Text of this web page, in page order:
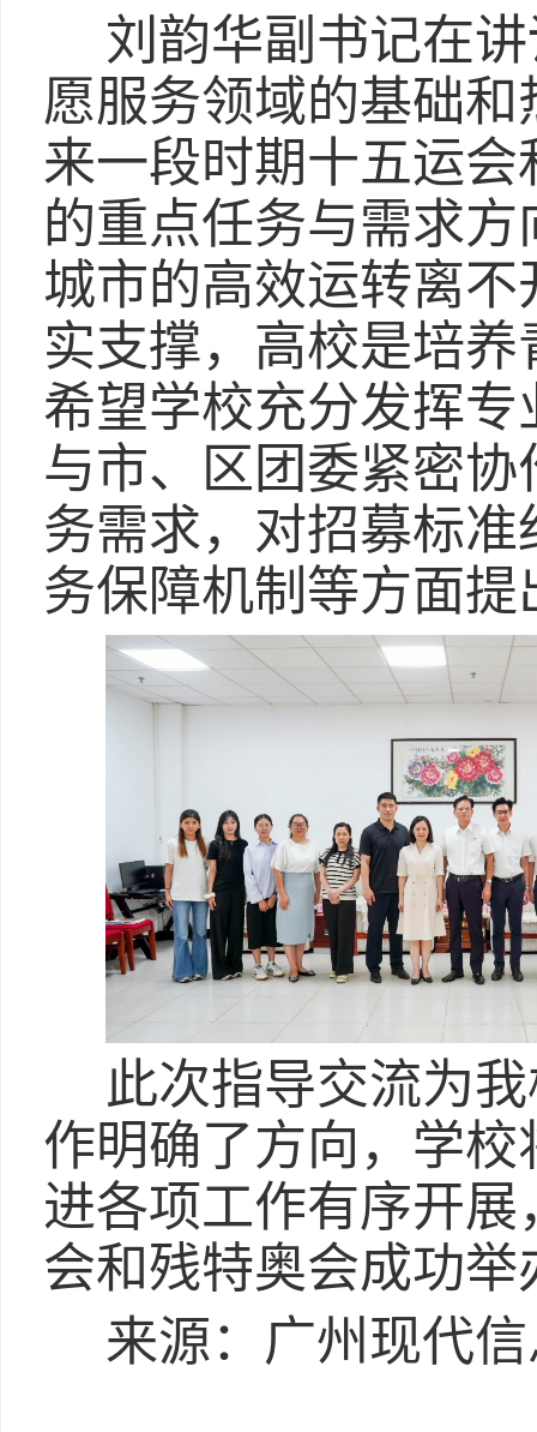
刘韵华副书记在
愿服务领域的基础
来一段时期十五运
的重点任务与需求
城市的高效运转离
实支撑，高校是培
希望学校充分发挥
与市、区团委紧密
务需求，对招募标
务保障机制等方面
此次指导交流为
作明确了方向，学
进各项工作有序开
会和残特奥会成功举
来源：广州现代